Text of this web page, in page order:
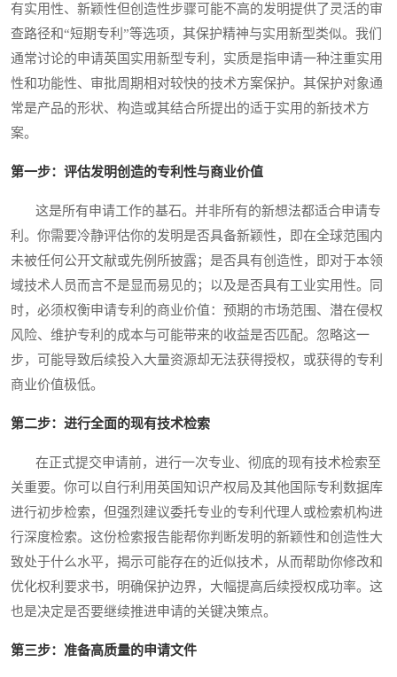
有实用性、新颖性但创造性步骤可能不高的发明提供了灵活的审
查路径和“短期专利”等选项，其保护精神与实用新型类似。我们
通常讨论的申请英国实用新型专利，实质是指申请一种注重实用
性和功能性、审批周期相对较快的技术方案保护。其保护对象通
常是产品的形状、构造或其结合所提出的适于实用的新技术方
案。
第一步：评估发明创造的专利性与商业价值
这是所有申请工作的基石。并非所有的新想法都适合申请专
利。你需要冷静评估你的发明是否具备新颖性，即在全球范围内
未被任何公开文献或先例所披露；是否具有创造性，即对于本领
域技术人员而言不是显而易见的；以及是否具有工业实用性。同
时，必须权衡申请专利的商业价值：预期的市场范围、潜在侵权
风险、维护专利的成本与可能带来的收益是否匹配。忽略这一
步，可能导致后续投入大量资源却无法获得授权，或获得的专利
商业价值极低。
第二步：进行全面的现有技术检索
在正式提交申请前，进行一次专业、彻底的现有技术检索至
关重要。你可以自行利用英国知识产权局及其他国际专利数据库
进行初步检索，但强烈建议委托专业的专利代理人或检索机构进
行深度检索。这份检索报告能帮你判断发明的新颖性和创造性大
致处于什么水平，揭示可能存在的近似技术，从而帮助你修改和
优化权利要求书，明确保护边界，大幅提高后续授权成功率。这
也是决定是否要继续推进申请的关键决策点。
第三步：准备高质量的申请文件